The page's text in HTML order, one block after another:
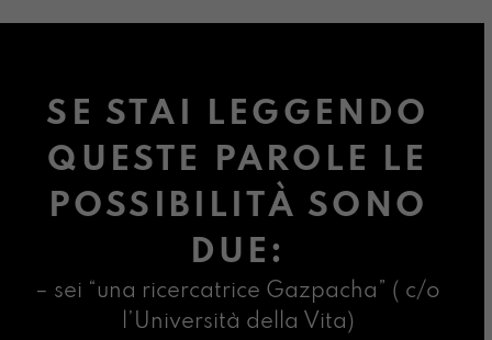
SE STAI LEGGENDO
QUESTE PAROLE LE
POSSIBILITÀ SONO
DUE:
– sei “una ricercatrice Gazpacha” ( c/o
l’Università della Vita)